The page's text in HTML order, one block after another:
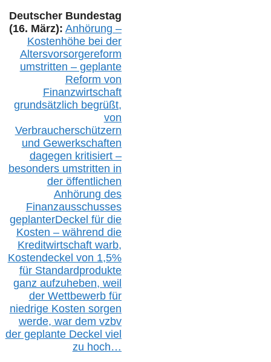
Deutscher Bundestag
(16. März): Anhörung –
Kostenhöhe bei der
Altersvorsorgereform
umstritten – geplante
Reform von
Finanzwirtschaft
grundsätzlich begrüßt,
von
Verbraucherschützern
und Gewerkschaften
dagegen kritisiert –
besonders umstritten in
der öffentlichen
Anhörung des
Finanzausschusses
geplanterDeckel für die
Kosten – während die
Kreditwirtschaft warb,
Kostendeckel von 1,5%
für Standardprodukte
ganz aufzuheben, weil
der Wettbewerb für
niedrige Kosten sorgen
werde, war dem vzbv
der geplante Deckel viel
zu hoch…